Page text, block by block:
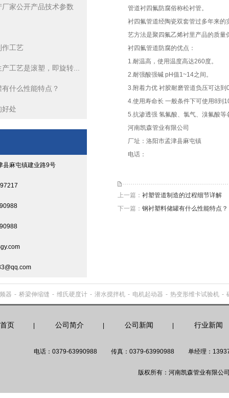
衬塑管道的生产工艺是滚塑，即旋转成型、浇铸旋转成型
衬塑管道热滚塑工艺你了解多少
家公开产品技术参数
作工艺
工艺是滚塑，即旋转...
什么性能特点？
好处
县麻屯镇建业路9号
管道衬四氟防腐俗称松衬管。
衬四氟管道经陶瓷双套管过多年来
艺方法是聚四氟乙烯衬里产品的质量
衬四氟管道防腐的优点：
1.耐温高，使用温度高达260度。
2.耐强酸强碱 pH值1~14之间。
3.附着力优 衬胶耐磨管道负压可达
4.使用寿命长 一般条件下可使用8到
5.抗渗透强 氢氟酸、氯气、溴氟酸
河南凯森管业有限公司
厂址：洛阳市孟津县麻屯镇
电话：
上一篇： 衬塑管道制造的过程细节详解
下一篇： 钢衬塑料储罐有什么性能特点？
器 - 桥梁伸缩缝 - 维氏硬度计 - 潜水搅拌机 - 电机起动器 - 热变形维卡试验机 -
首页 公司简介 公司新闻 行业新闻
电话：0379-63990988 传真：0379-63990988 单经理：
版权所有：河南凯森管业有限公